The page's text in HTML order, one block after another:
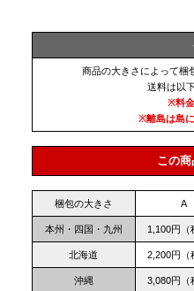
商品の大きさによって梱
送料は以
※料
※離島は島
この
梱包の大きさ A
本州・四国・九州 1,100円（
北海道 2,200円（
沖縄 3,080円（